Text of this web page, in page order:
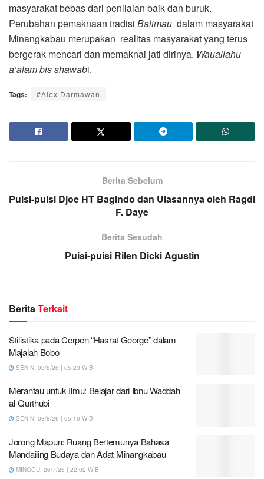
masyarakat bebas dari penilaian baik dan buruk.
Perubahan pemaknaan tradisi Balimau dalam masyarakat
Minangkabau merupakan realitas masyarakat yang terus
bergerak mencari dan memaknai jati dirinya. Wauallahu
a’alam bis shawabi.
Tags: #Alex Darmawan
Berita Sebelum
Puisi-puisi Djoe HT Bagindo dan Ulasannya oleh Ragdi
F. Daye
Berita Sesudah
Puisi-puisi Rilen Dicki Agustin
BeritaTerkait
Stilistika pada Cerpen “Hasrat George” dalam
Majalah Bobo
SENIN, 03/8/26 | 05:23 WIB
Merantau untuk Ilmu: Belajar dari Ibnu Waddah
al-Qurthubi
SENIN, 03/8/26 | 05:10 WIB
Jorong Mapun: Ruang Bertemunya Bahasa
Mandailing Budaya dan Adat Minangkabau
MINGGU, 26/7/26 | 22:02 WIB